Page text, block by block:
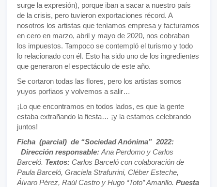
surge la expresión), porque iban a sacar a nuestro país
de la crisis, pero tuvieron exportaciones récord. A
nosotros los artistas que teníamos empresa y facturamos
en cero en marzo, abril y mayo de 2020, nos cobraban
los impuestos. Tampoco se contempló el turismo y todo
lo relacionado con él. Esto ha sido uno de los ingredientes
que generaron el espectáculo de este año.
Se cortaron todas las flores, pero los artistas somos
yuyos porfiaos y volvemos a salir…
¡Lo que encontramos en todos lados, es que la gente
estaba extrañando la fiesta… ¡y la estamos celebrando
juntos!
Ficha (parcial) de “Sociedad Anónima” 2022:
Dirección responsable: Ana Perdomo y Carlos
Barceló. Textos: Carlos Barceló con colaboración de
Paula Barceló, Graciela Strafurrini, Cléber Esteche,
Álvaro Pérez, Raúl Castro y Hugo “Toto” Amarillo. Puesta